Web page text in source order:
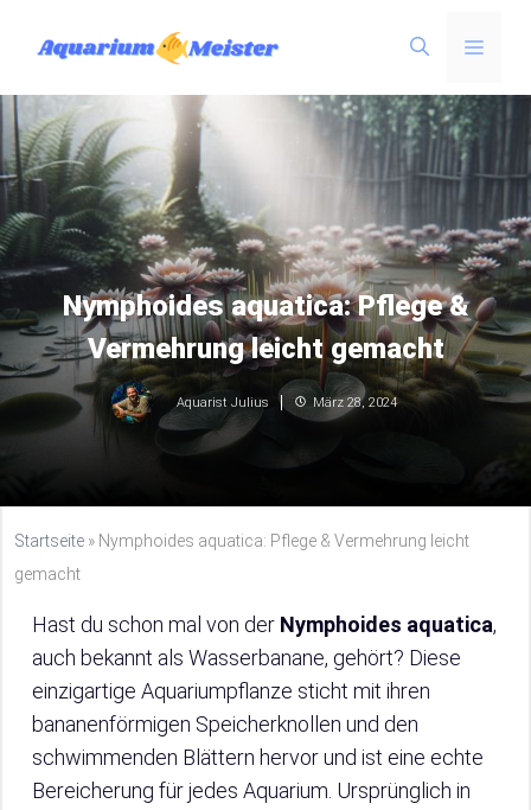
Inhalt
Menü
Nymphoides aquatica: Pflege &
Vermehrung leicht gemacht
Aquarist Julius März 28, 2024
Startseite » Nymphoides aquatica: Pflege & Vermehrung leicht
gemacht
Hast du schon mal von der Nymphoides aquatica,
auch bekannt als Wasserbanane, gehört? Diese
einzigartige Aquariumpflanze sticht mit ihren
bananenförmigen Speicherknollen und den
schwimmenden Blättern hervor und ist eine echte
Bereicherung für jedes Aquarium. Ursprünglich in